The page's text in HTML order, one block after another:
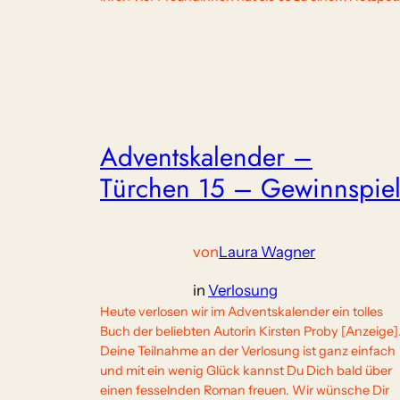
Adventskalender –
Türchen 15 – Gewinnspiel
vonLaura Wagner
in Verlosung
Heute verlosen wir im Adventskalender ein tolles
Buch der beliebten Autorin Kirsten Proby [Anzeige].
Deine Teilnahme an der Verlosung ist ganz einfach
und mit ein wenig Glück kannst Du Dich bald über
einen fesselnden Roman freuen. Wir wünsche Dir